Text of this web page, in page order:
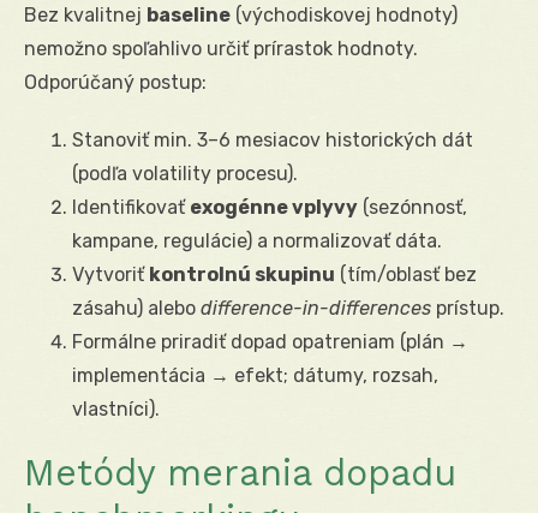
Bez kvalitnej baseline (východiskovej hodnoty)
nemožno spoľahlivo určiť prírastok hodnoty.
Odporúčaný postup:
Stanoviť min. 3–6 mesiacov historických dát
(podľa volatility procesu).
Identifikovať exogénne vplyvy (sezónnosť,
kampane, regulácie) a normalizovať dáta.
Vytvoriť kontrolnú skupinu (tím/oblasť bez
zásahu) alebo difference-in-differences prístup.
Formálne priradiť dopad opatreniam (plán →
implementácia → efekt; dátumy, rozsah,
vlastníci).
Metódy merania dopadu